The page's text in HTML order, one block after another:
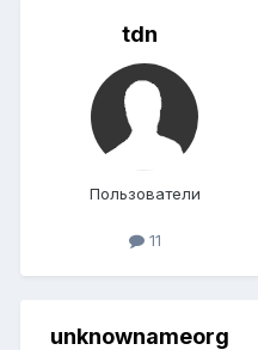
tdn
Пользователи
11
unknownameorg